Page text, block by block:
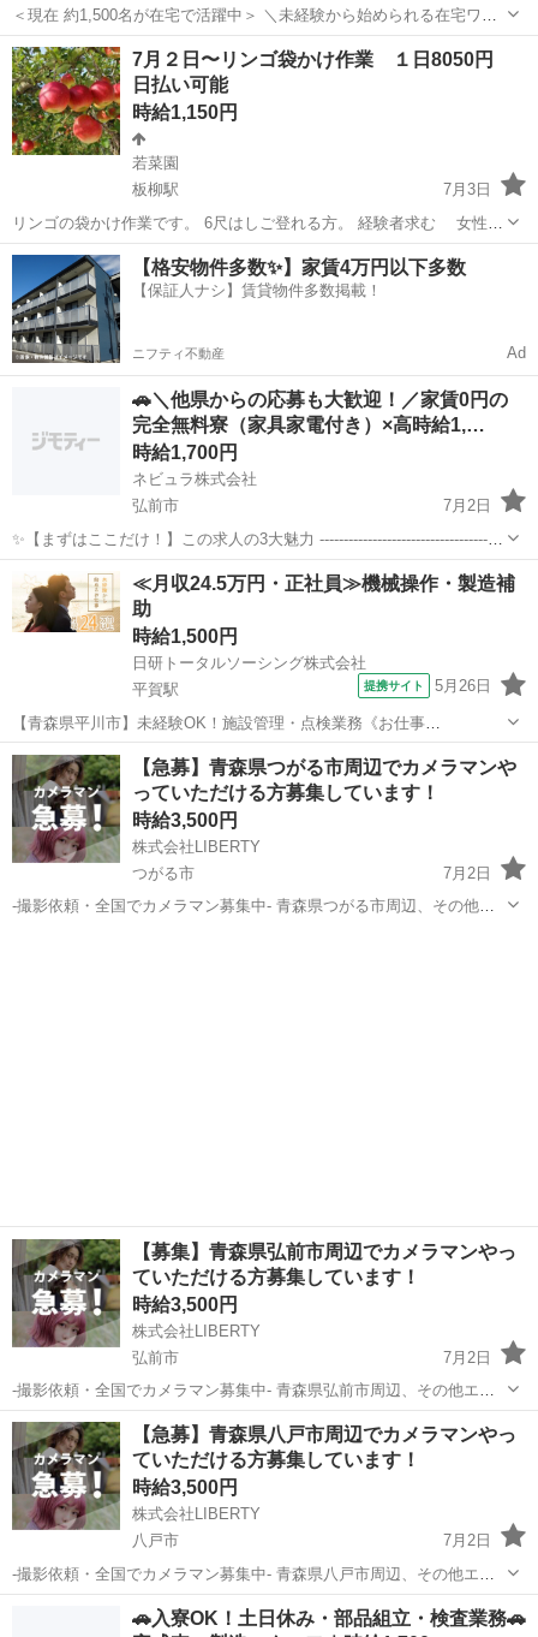
＜現在 約1,500名が在宅で活躍中＞ ＼未経験から始められる在宅ワー
クです／ 24時間365日いつでも作業可能！ 好きな時間に、コツコツ進
められるシンプルな作業です パソコンに表示される画像データを確
認...
青森 青森市 その他
7月２日〜リンゴ袋かけ作業 １日8050円
日払い可能
時給1,150円
若菜園
板柳駅
7月3日
リンゴの袋かけ作業です。 6尺はしご登れる方。 経験者求む 女性活
躍中！男女募集中です。 園地内に簡易トイレあります。 午前中のみの
作業、午後だけ OK! 畑の場所は、板柳高増地区 3...
青森 北津軽郡 板柳駅 その他 土日
【格安物件多数✨】家賃4万円以下多数
【保証人ナシ】賃貸物件多数掲載！
ニフティ不動産 Ad
🚗＼他県からの応募も大歓迎！／家賃0円の
完全無料寮（家具家電付き）×高時給1,…
時給1,700円
ネビュラ株式会社
弘前市
7月2日
✨【まずはここだけ！】この求人の3大魅力 ---------------------------------------
----- 【1】初期費用も固定費もゼロ！カバン一つで新生活をスタートで
きる「寮費無料」の一人部屋を...
青森 弘前市 その他 個室
≪月収24.5万円・正社員≫機械操作・製造補
助
時給1,500円
日研トータルソーシング株式会社
平賀駅
提携サイト 5月26日
【青森県平川市】未経験OK！施設管理・点検業務《お仕事
No.NS0228》 お仕事について 工場設備および屋外設備の管理・点検業
務を担当します。不具合箇所の工事立ち合い、計器や薬品などの管
理、データ作成といった作業になりま...
青森 平川市 平賀駅 その他
【急募】青森県つがる市周辺でカメラマンや
っていただける方募集しています！
時給3,500円
株式会社LIBERTY
つがる市
7月2日
-撮影依頼・全国でカメラマン募集中- 青森県つがる市周辺、その他エ
【募集】青森県弘前市周辺でカメラマンやっ
ていただける方募集しています！
時給3,500円
株式会社LIBERTY
弘前市
7月2日
-撮影依頼・全国でカメラマン募集中- 青森県弘前市周辺、その他エリ
アも相談可能 弊社では主にマッチングアプリのプロフィール写真や、
婚活やビジネス用の写真撮影を行っております。 全国で撮影をしてお
り、都合の良いエ...
青森 弘前市 その他 カメラマン
【急募】青森県八戸市周辺でカメラマンやっ
ていただける方募集しています！
時給3,500円
株式会社LIBERTY
八戸市
7月2日
-撮影依頼・全国でカメラマン募集中- 青森県八戸市周辺、その他エリ
アも相談可能 弊社では主にマッチングアプリのプロフィール写真や、
婚活やビジネス用の写真撮影を行っております。 全国で撮影をしてお
その他 カメラマン
🚗入寮OK！土日休み・部品組立・検査業務🚗